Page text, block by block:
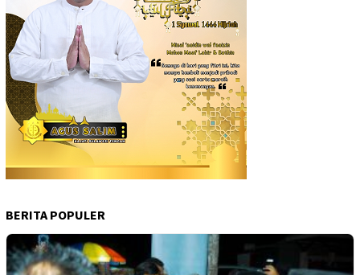
BERITA POPULER